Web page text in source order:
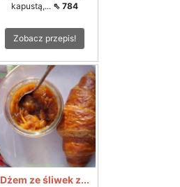
kapustą,... ⇖ 784
Zobacz przepis!
Dżem ze śliwek z...